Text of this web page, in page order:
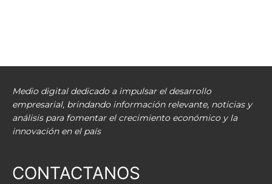
Medio digital dedicado a impulsar el desarrollo
empresarial, brindando información relevante, noticias y
análisis para fomentar el crecimiento económico y la
innovación en el país
CONTACTANOS